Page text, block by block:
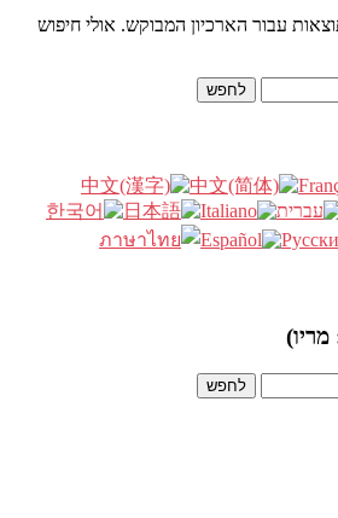
עבור הארכיון המבוקש. אולי חיפוש